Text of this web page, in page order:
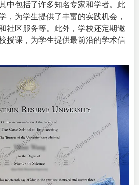
中包括了许多知名专家和学者。此
，为学生提供了丰富的实践机会，
社区服务等。此外，学校还定期邀
授课，为学生提供最前沿的学术信